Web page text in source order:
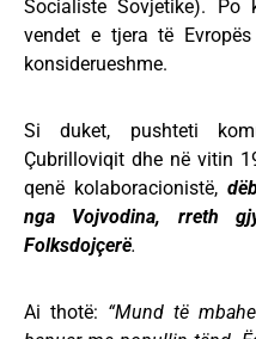
Socialiste Sovjetike).
vendet e tjera të
konsiderueshme.
Si duket, pushteti
Çubrilloviqit dhe në vitin
qenë kolaboracionistë,
nga Vojvodina, rreth
Folksdojçerë.
Ai thotë: “Mund të